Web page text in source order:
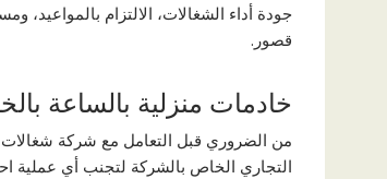
جودة أداء الشغالات، الالتزام
قصور.
خادمات منزلية بالساعة
من الضروري قبل التعامل مع شركة شغالات
التجاري الخاص بالشركة لتجنب أي عملية